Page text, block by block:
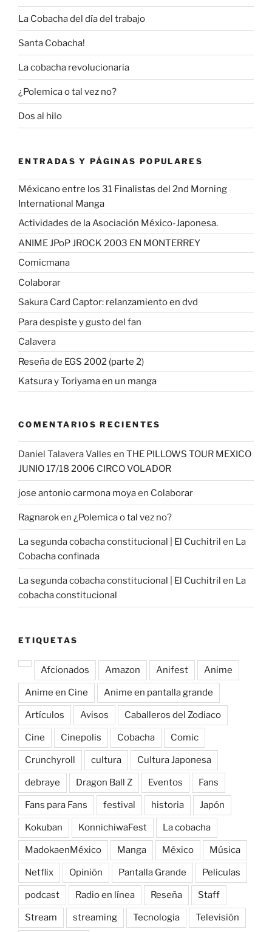
La Cobacha del día del trabajo
Santa Cobacha!
La cobacha revolucionaria
¿Polemica o tal vez no?
Dos al hilo
ENTRADAS Y PÁGINAS POPULARES
Méxicano entre los 31 Finalistas del 2nd Morning
International Manga
Actividades de la Asociación México-Japonesa.
ANIME JPoP JROCK 2003 EN MONTERREY
Comicmana
Colaborar
Sakura Card Captor: relanzamiento en dvd
Para despiste y gusto del fan
Calavera
Reseña de EGS 2002 (parte 2)
Katsura y Toriyama en un manga
COMENTARIOS RECIENTES
Daniel Talavera Valles en THE PILLOWS TOUR MEXICO
JUNIO 17/18 2006 CIRCO VOLADOR
jose antonio carmona moyaen Colaborar
Ragnaroken ¿Polemica o tal vez no?
La segunda cobacha constitucional | El Cuchitril en La
Cobacha confinada
La segunda cobacha constitucional | El Cuchitril en La
cobacha constitucional
ETIQUETAS
Afcionados Amazon Anifest Anime
Anime en Cine Anime en pantalla grande
Artículos Avisos Caballeros del Zodiaco
Cine Cinepolis Cobacha Comic
Crunchyroll cultura Cultura Japonesa
debraye Dragon Ball Z Eventos Fans
Fans para Fans festival historia Japón
Kokuban KonnichiwaFest La cobacha
MadokaenMéxico Manga México Música
Netflix Opinión Pantalla Grande Peliculas
podcast Radio en línea Reseña Staff
Stream streaming Tecnologia Televisión